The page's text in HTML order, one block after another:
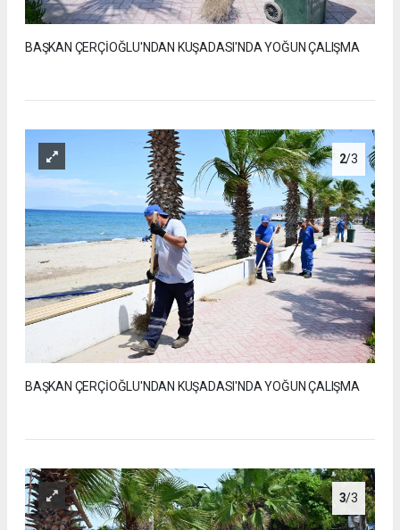
BAŞKAN ÇERÇİOĞLU'NDAN KUŞADASI'NDA YOĞUN ÇALIŞMA
2/3
BAŞKAN ÇERÇİOĞLU'NDAN KUŞADASI'NDA YOĞUN ÇALIŞMA
3/3